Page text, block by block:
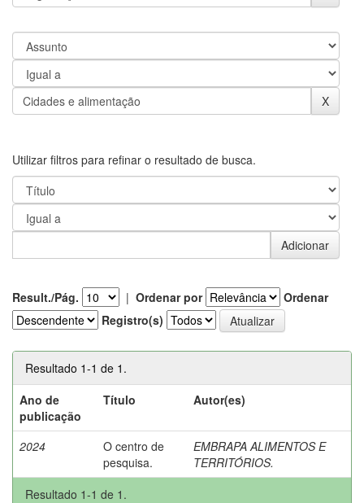
Utilizar filtros para refinar o resultado de busca.
Result./Pág. | Ordenar por
Ordenar
Registro(s)
Resultado 1-1 de 1.
Ano de
publicação
Título Autor(es)
2024
O centro de
pesquisa.
EMBRAPA ALIMENTOS E
TERRITÓRIOS.
Resultado 1-1 de 1.